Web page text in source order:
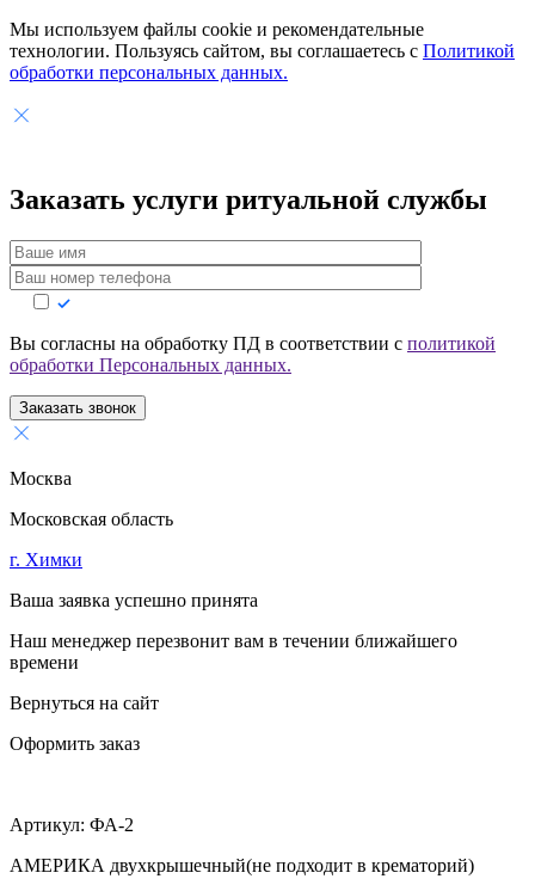
Мы используем файлы cookie и рекомендательные
технологии. Пользуясь сайтом, вы соглашаетесь с Политикой
обработки персональных данных.
Заказать услуги ритуальной службы
Вы согласны на обработку ПД в соответствии с политикой
обработки Персональных данных.
Заказать звонок
Москва
Московская область
г. Химки
Ваша заявка успешно принята
Наш менеджер перезвонит вам в течении ближайшего
времени
Вернуться на сайт
Оформить заказ
Артикул: ФА-2
АМЕРИКА двухкрышечный(не подходит в крематорий)